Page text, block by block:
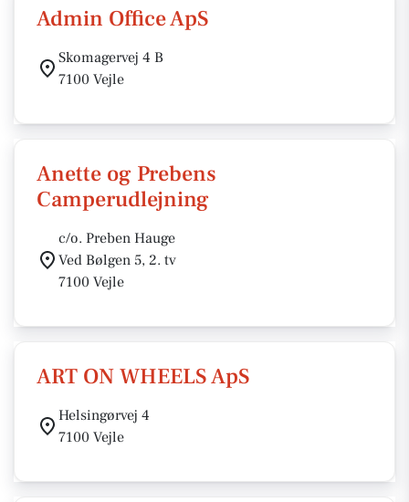
Admin Office ApS
Skomagervej 4 B
7100 Vejle
Anette og Prebens
Camperudlejning
c/o. Preben Hauge
Ved Bølgen 5, 2. tv
7100 Vejle
ART ON WHEELS ApS
Helsingørvej 4
7100 Vejle